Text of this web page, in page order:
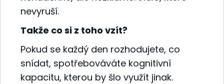
nevyruší.
Takže co si z toho vzít?
Pokud se každý den rozhodujete, co
snídat, spotřebováváte kognitivní
kapacitu, kterou by šlo využít jinak.